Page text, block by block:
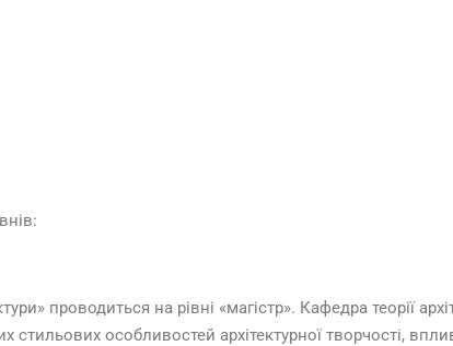
проводиться на рівні «магістр». Кафедра теорії
особливостей архітектурної творчості,